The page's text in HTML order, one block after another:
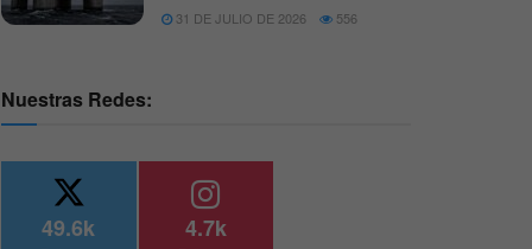
31 DE JULIO DE 2026 556
Nuestras Redes:
49.6k 4.7k